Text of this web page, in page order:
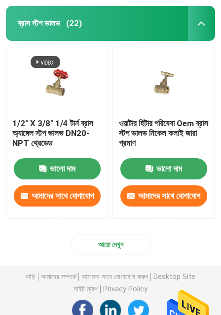
ব্রাস স্টপ ভালভ (22)
1/2" X 3/8" 1/4 টার্ন ব্রাস
অ্যাঙ্গেল স্টপ ভালভ DN20-
NPT থ্রেডেড
ভালো দাম
আমাদের সাথে যোগাযোগ
ওয়াটার হিটার পরিষেবা Oem ব্রাস
স্টপ ভালভ নিকেল কলাই জারা
প্রমাণ
ভালো দাম
আমাদের সাথে যোগাযোগ
আরো দেখুন
বাড়ি আমাদের সম্পর্কে আমাদের সাথে যোগাযোগ করুন
Desktop Site
সাইট ম্যাপ
Privacy Policy